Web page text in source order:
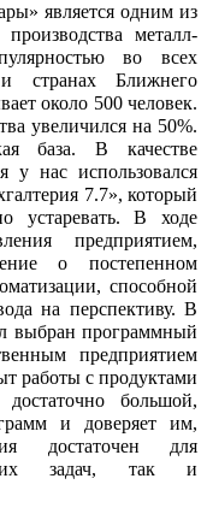
является одним из
металл-
во всех
странах Ближнего
около 500 человек.
увеличился на 50%.
база. В качестве
у нас использовался
7.7», который
устаревать. В ходе
предприятием,
о постепенном
способной
на перспективу. В
выбран программный
предприятием
работы с продуктами
большой,
и доверяет им,
достаточен для
задач, так и